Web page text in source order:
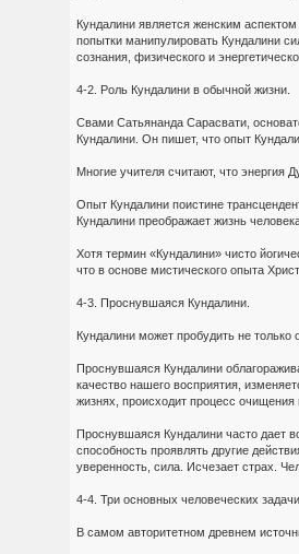
Кундалини является женским
попытки манипулировать Кундалини
сознания, физического и
4-2. Роль Кундалини в обычной жизни.
Свами Сатьянанда Сарасвати,
Кундалини. Он пишет, что опыт
Многие учителя считают, что энергия
Опыт Кундалини поистине
Кундалини преображает жизнь
Хотя термин «Кундалини» чисто
что в основе мистического опыта
4-3. Проснувшаяся Кундалини.
Кундалини может пробудить не только
Проснувшаяся Кундалини
качество нашего восприятия,
жизнях, происходит процесс очищения
Проснувшаяся Кундалини часто дает
способность проявлять другие
уверенность, сила. Исчезает страх.
4-4. Три основных человеческих задачи.
В самом авторитетном древнем